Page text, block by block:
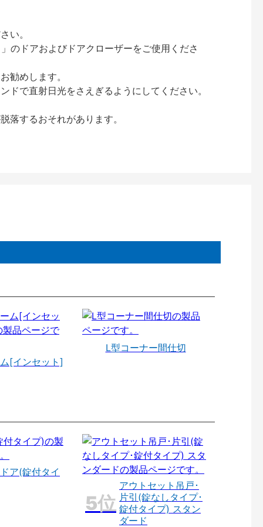
い。
のドアおよびドアクローザーをご使用くださ
勧めします。
で直射日光をさえぎるようにしてください。
するおそれがあります。
[インセット]
L型コーナー間仕切
ア(錠付タイ
アウトセット吊戸･
片引(錠なしタイプ･
錠付タイプ) スタン
ダード